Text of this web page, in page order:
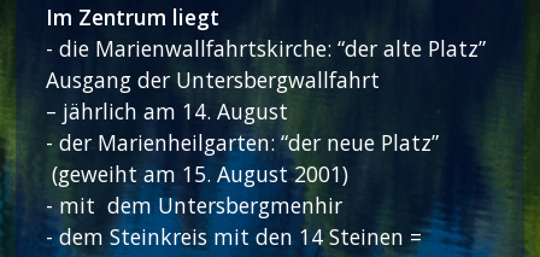
Im Zentrum liegt
- die Marienwallfahrtskirche: “der alte Platz”
Ausgang der Untersbergwallfahrt
– jährlich am 14. August
- der Marienheilgarten: “der neue Platz”
(geweiht am 15. August 2001)
- mit dem Untersbergmenhir
- dem Steinkreis mit den 14 Steinen =